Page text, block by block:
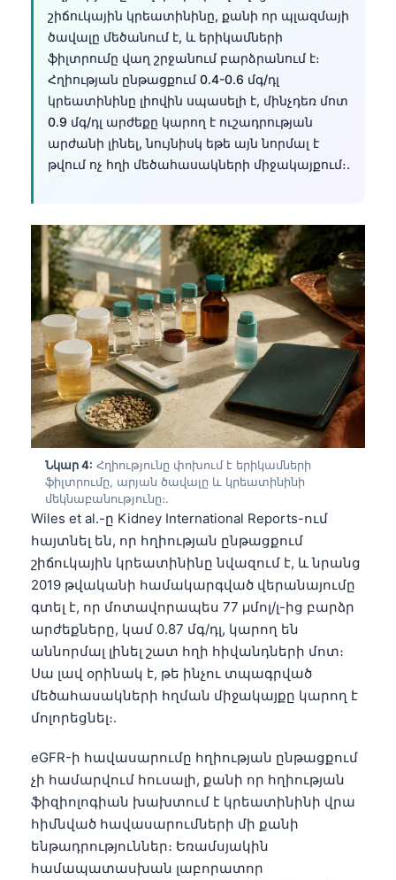
շիճուկային կրեատինինը, քանի որ պլազմայի
ծավալը մեծանում է, և երիկամների
ֆիլտրումը վաղ շրջանում բարձրանում է։
Հղիության ընթացքում 0.4-0.6 մգ/դլ
կրեատինինը լիովին սպասելի է, մինչդեռ մոտ
0.9 մգ/դլ արժեքը կարող է ուշադրության
արժանի լինել, նույնիսկ եթե այն նորմալ է
թվում ոչ հղի մեծահասակների միջակայքում։.
Նկար 4: Հղիությունը փոխում է երիկամների
ֆիլտրումը, արյան ծավալը և կրեատինինի
մեկնաբանությունը։.
Wiles et al.-ը Kidney International Reports-ում
հայտնել են, որ հղիության ընթացքում
շիճուկային կրեատինինը նվազում է, և նրանց
2019 թվականի համակարգված վերանայումը
գտել է, որ մոտավորապես 77 µմոլ/լ-ից բարձր
արժեքները, կամ 0.87 մգ/դլ, կարող են
աննորմալ լինել շատ հղի հիվանդների մոտ։
Սա լավ օրինակ է, թե ինչու տպագրված
մեծահասակների հղման միջակայքը կարող է
մոլորեցնել։.
eGFR-ի հավասարումը հղիության ընթացքում
չի համարվում հուսալի, քանի որ հղիության
ֆիզիոլոգիան խախտում է կրեատինինի վրա
հիմնված հավասարումների մի քանի
ենթադրություններ։ Եռամսյակին
համապատասխան լաբորատոր
Беларуская мова
Esperanto
Frysk
Ślōnskŏ gŏdka
Norsk bokmål